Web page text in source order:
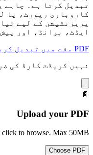
تبدیل کرتا ہے۔ چاہے
کاروباری رپورٹ، یا
پریزنٹیشن کے لیے
ایڈٹ، برانڈ، اور
PDF مفت میں تبدیل کریں
نہیں کریڈٹ کارڈ کی
📄
Upload your PDF
to browse. Max 50MB.
Choose PDF